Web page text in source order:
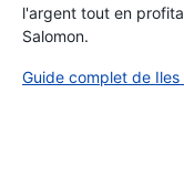
l'argent tout en
Salomon.
Guide complet de Iles